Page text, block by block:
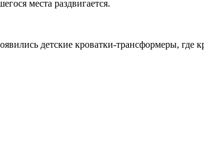
места раздвигается.
детские кроватки-трансформеры, где